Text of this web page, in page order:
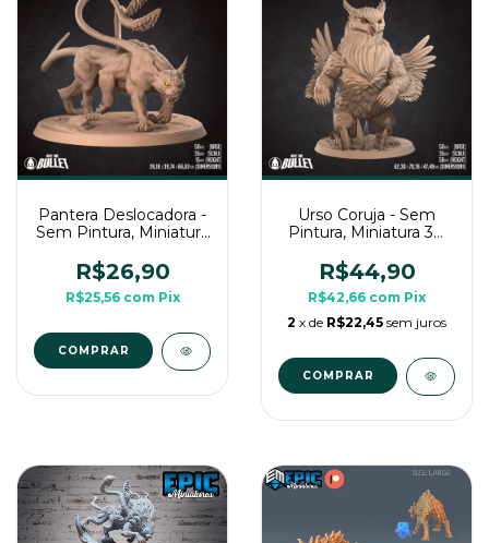
Pantera Deslocadora -
Sem Pintura, Miniatura
de Mesa
R$26,90
R$25,56 com Pix
Urso Coruja - Sem
Pintura, Miniatura 3D
Mesa
R$44,90
R$42,66 com Pix
2 x de R$22,45 sem juros
COMPRAR